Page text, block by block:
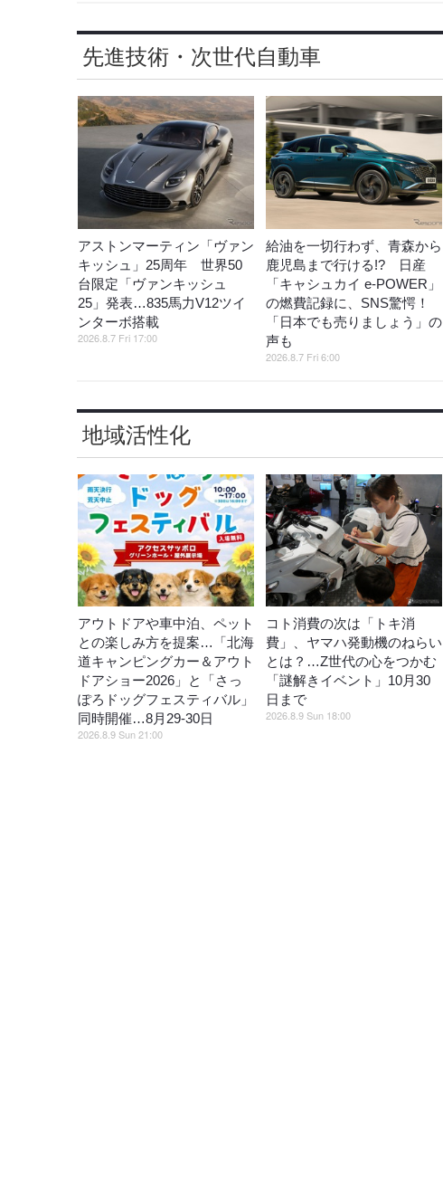
先進技術・次世代自動車
アストンマーティン「ヴァン
キッシュ」25周年 世界50
台限定「ヴァンキッシュ
25」発表…835馬力V12ツイ
ンターボ搭載
2026.8.7 Fri 17:00
給油を一切行わず、青森から
鹿児島まで行ける!? 日産
「キャシュカイ e-POWER」
の燃費記録に、SNS驚愕！
「日本でも売りましょう」の
声も
2026.8.7 Fri 6:00
地域活性化
アウトドアや車中泊、ペット
との楽しみ方を提案…「北海
道キャンピングカー＆アウト
ドアショー2026」と「さっ
ぽろドッグフェスティバル」
同時開催…8月29‐30日
2026.8.9 Sun 21:00
コト消費の次は「トキ消
費」、ヤマハ発動機のねらい
とは？…Z世代の心をつかむ
「謎解きイベント」10月30
日まで
2026.8.9 Sun 18:00